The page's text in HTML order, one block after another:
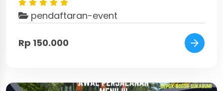
pendaftaran-event
Rp 150.000